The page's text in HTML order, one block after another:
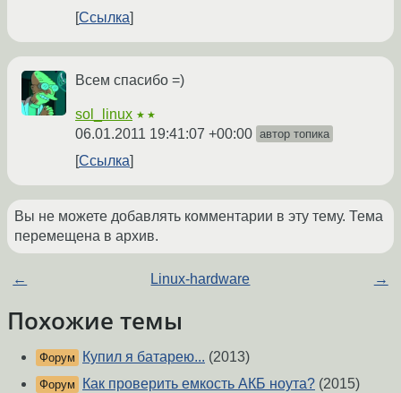
Ссылка
Всем спасибо =)
sol_linux ★★
06.01.2011 19:41:07 +00:00 автор топика
Ссылка
Вы не можете добавлять комментарии в эту тему. Тема
перемещена в архив.
← Linux-hardware →
Похожие темы
Форум Купил я батарею... (2013)
Форум Как проверить емкость АКБ ноута? (2015)